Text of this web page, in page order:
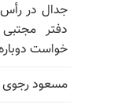
جدال در
دفتر
خواست
مسعود رجوی